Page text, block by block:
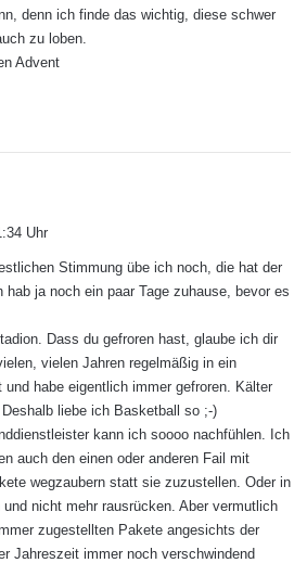
denn ich finde das wichtig, diese schwer
zu loben.
Advent
Uhr
Stimmung übe ich noch, die hat der
hab ja noch ein paar Tage zuhause, bevor es
Dass du gefroren hast, glaube ich dir
vielen Jahren regelmäßig in ein
und habe eigentlich immer gefroren. Kälter
liebe ich Basketball so ;-)
kann ich soooo nachfühlen. Ich
auch den einen oder anderen Fail mit
wegzaubern statt sie zuzustellen. Oder in
nicht mehr rausrücken. Aber vermutlich
zugestellten Pakete angesichts der
Jahreszeit immer noch verschwindend